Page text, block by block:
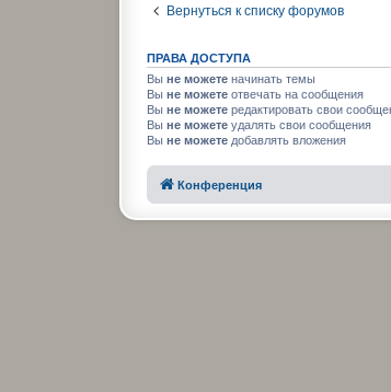
Вернуться к списку форумов
ПРАВА ДОСТУПА
Выне можете начинать темы
Выне можете отвечать на сообщения
Выне можете редактировать свои
Выне можете удалять свои сообщения
Выне можете добавлять вложения
Конференция